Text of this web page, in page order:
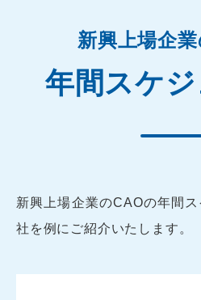
新興上場企
年間スケ
新興上場企業のCAOの年間
社を例にご紹介いたします。